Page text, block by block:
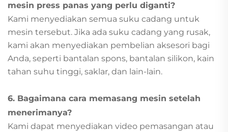
mesin press panas yang perlu diganti?
Kami menyediakan semua suku cadang untuk
mesin tersebut. Jika ada suku cadang yang rusak,
kami akan menyediakan pembelian aksesori bagi
Anda, seperti bantalan spons, bantalan silikon, kain
tahan suhu tinggi, saklar, dan lain-lain.
6. Bagaimana cara memasang mesin setelah
menerimanya?
Kami dapat menyediakan video pemasangan atau